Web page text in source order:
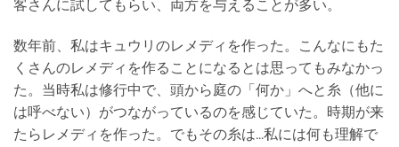
客さんに試してもらい、両方を与えることが多い。
数年前、私はキュウリのレメディを作った。こんなにもた
くさんのレメディを作ることになるとは思ってもみなかっ
た。当時私は修行中で、頭から庭の「何か」へと糸（他に
は呼べない）がつながっているのを感じていた。時期が来
たらレメディを作った。でもその糸は...私には何も理解で